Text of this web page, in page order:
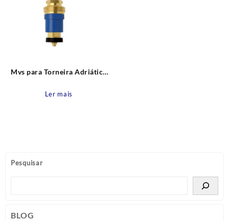
Pesquisar
BLOG
Mvs para Torneira Adriática
Similares Blukit
Ler mais